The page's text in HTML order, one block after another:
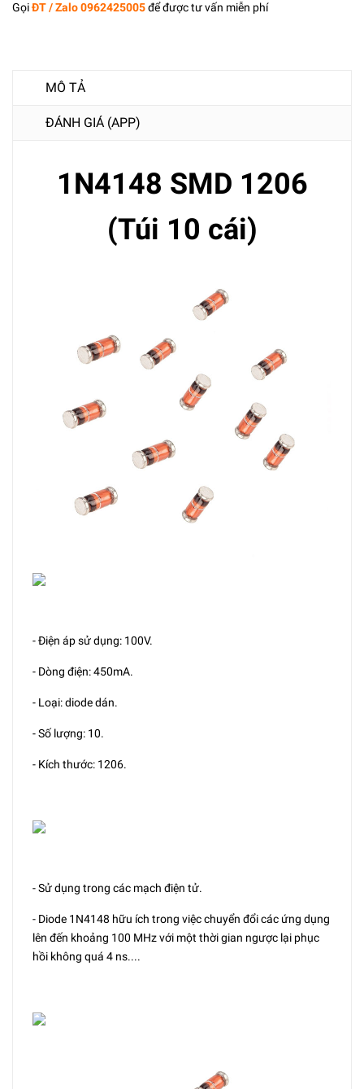
GọiĐT / Zalo 0962425005để được tư vấn miễn phí
MÔ TẢ
ĐÁNH GIÁ (APP)
1N4148 SMD 1206
(Túi 10 cái)
- Điện áp sử dụng: 100V.
- Dòng điện: 450mA.
- Loại: diode dán.
- Số lượng: 10.
- Kích thước: 1206.
- Sử dụng trong các mạch điện tử.
- Diode 1N4148 hữu ích trong việc chuyển đổi các ứng dụng
lên đến khoảng 100 MHz với một thời gian ngược lại phục
hồi không quá 4 ns....